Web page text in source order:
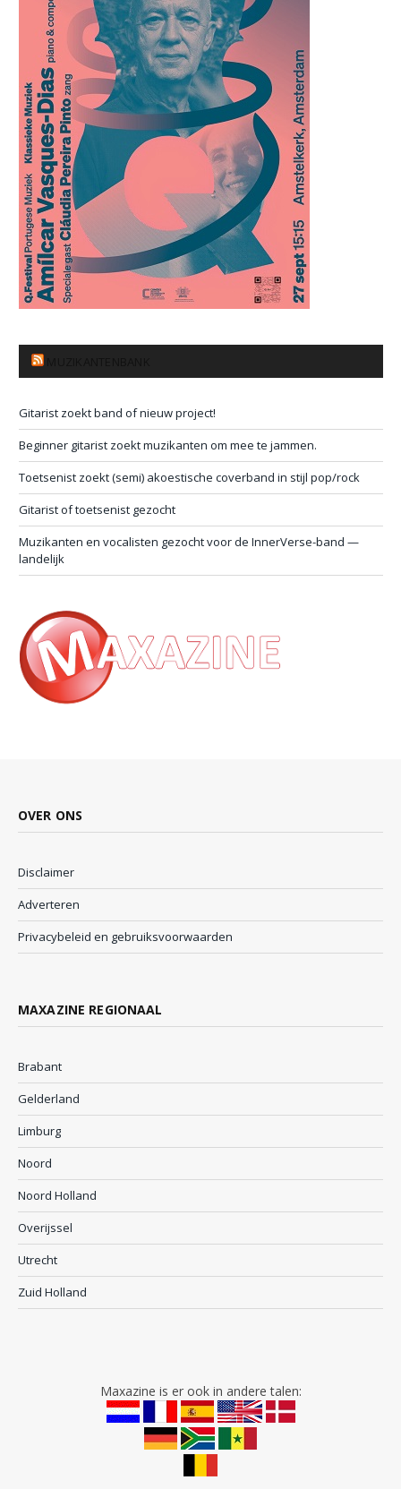
Gitarist zoekt band of nieuw project!
Beginner gitarist zoekt muzikanten om mee te jammen.
Toetsenist zoekt (semi) akoestische coverband in stijl pop/rock
Gitarist of toetsenist gezocht
Muzikanten en vocalisten gezocht voor de InnerVerse-band —
landelijk
OVER ONS
Disclaimer
Adverteren
Privacybeleid en gebruiksvoorwaarden
MAXAZINE REGIONAAL
Brabant
Gelderland
Limburg
Noord
Noord Holland
Overijssel
Utrecht
Zuid Holland
Maxazine is er ook in andere talen: